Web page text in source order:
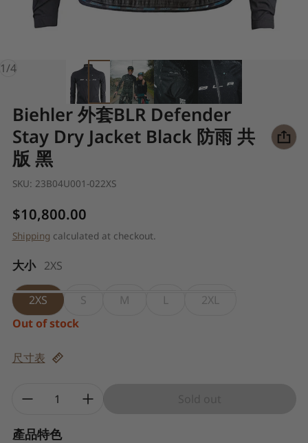
1/
of4
Biehler 外套BLR Defender
Stay Dry Jacket Black 防雨 共
版 黑
SKU: 23B04U001-022XS
Regular price
$10,800.00
Shipping calculated at checkout.
大小 2XS
2XS S M L
2XL
Out of stock
尺寸表
Quantity:
產品特色